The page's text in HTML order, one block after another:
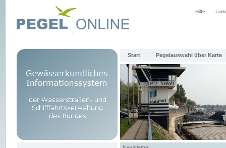
Hilfe
Start Pegelauswahl über Karte